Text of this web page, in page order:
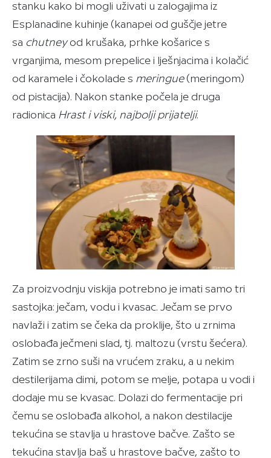
stanku kako bi mogli uživati u zalogajima iz
Esplanadine kuhinje (kanapei od guščje jetre
sa chutneyod krušaka, prhke košarice s
vrganjima, mesom prepelice i lješnjacima i kolačić
od karamele i čokolade s meringue (meringom)
od pistacija). Nakon stanke počela je druga
radionica Hrast i viski, najbolji prijatelji.
Za proizvodnju viskija potrebno je imati samo tri
sastojka: ječam, vodu i kvasac. Ječam se prvo
navlaži i zatim se čeka da proklije, što u zrnima
oslobađa ječmeni slad, tj. maltozu (vrstu šećera).
Zatim se zrno suši na vrućem zraku, a u nekim
destilerijama dimi, potom se melje, potapa u vodi i
dodaje mu se kvasac. Dolazi do fermentacije pri
čemu se oslobađa alkohol, a nakon destilacije
tekućina se stavlja u hrastove bačve. Zašto se
tekućina stavlja baš u hrastove bačve, zašto to